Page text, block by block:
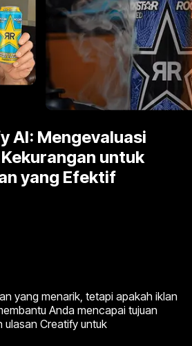
AI: Mengevaluasi
untuk
yang Efektif
yang menarik, tetapi apakah iklan
Anda mencapai tujuan
ulasan Creatify untuk